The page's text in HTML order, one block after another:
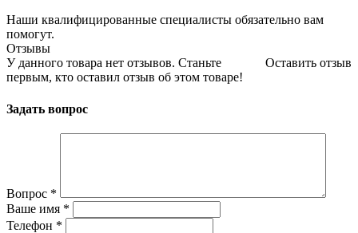
Наши квалифицированные специалисты обязательно вам
помогут.
Отзывы
Оставить отзыв
У данного товара нет отзывов. Станьте
первым, кто оставил отзыв об этом товаре!
Задать вопрос
Вопрос *
Ваше имя *
Телефон *